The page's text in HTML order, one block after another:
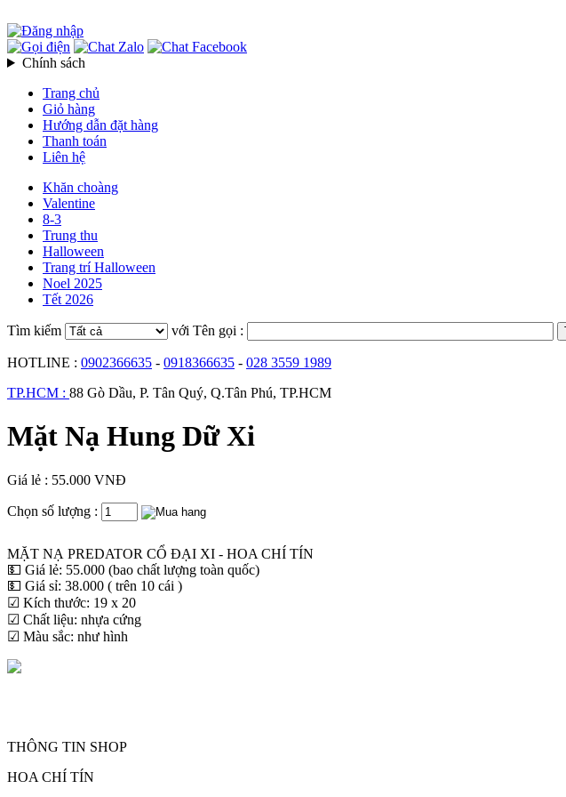
Chính sách
Trang chủ
Giỏ hàng
Hướng dẫn đặt hàng
Thanh toán
Liên hệ
Khăn choàng
Valentine
8-3
Trung thu
Halloween
Trang trí Halloween
Noel 2025
Tết 2026
Tìm kiếm với Tên gọi :
HOTLINE : 0902366635 - 0918366635 - 028 3559 1989
TP.HCM : 88 Gò Dầu, P. Tân Quý, Q.Tân Phú, TP.HCM
Mặt Nạ Hung Dữ Xi
Giá lẻ : 55.000 VNĐ
Chọn số lượng :
MẶT NẠ PREDATOR CỔ ĐẠI XI - HOA CHÍ TÍN
💵 Giá lẻ: 55.000 (bao chất lượng toàn quốc)
💵 Giá sỉ: 38.000 ( trên 10 cái )
☑ Kích thước: 19 x 20
☑ Chất liệu: nhựa cứng
☑ Màu sắc: như hình
THÔNG TIN SHOP
HOA CHÍ TÍN